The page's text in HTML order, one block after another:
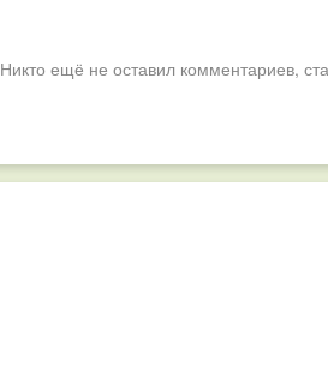
Никто ещё не оставил комментариев,